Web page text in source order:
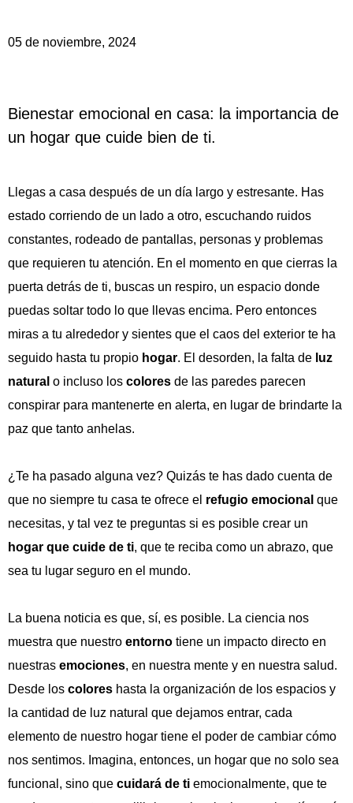
05 de noviembre, 2024
Bienestar emocional en casa: la importancia de
un hogar que cuide bien de ti.
Llegas a casa después de un día largo y estresante. Has
estado corriendo de un lado a otro, escuchando ruidos
constantes, rodeado de pantallas, personas y problemas
que requieren tu atención. En el momento en que cierras la
puerta detrás de ti, buscas un respiro, un espacio donde
puedas soltar todo lo que llevas encima. Pero entonces
miras a tu alrededor y sientes que el caos del exterior te ha
seguido hasta tu propio hogar. El desorden, la falta de luz
natural o incluso los colores de las paredes parecen
conspirar para mantenerte en alerta, en lugar de brindarte la
paz que tanto anhelas.
¿Te ha pasado alguna vez? Quizás te has dado cuenta de
que no siempre tu casa te ofrece el refugio emocional que
necesitas, y tal vez te preguntas si es posible crear un
hogar que cuide de ti, que te reciba como un abrazo, que
sea tu lugar seguro en el mundo.
La buena noticia es que, sí, es posible. La ciencia nos
muestra que nuestro entorno tiene un impacto directo en
nuestras emociones, en nuestra mente y en nuestra salud.
Desde los colores hasta la organización de los espacios y
la cantidad de luz natural que dejamos entrar, cada
elemento de nuestro hogar tiene el poder de cambiar cómo
nos sentimos. Imagina, entonces, un hogar que no solo sea
funcional, sino que cuidará de ti emocionalmente, que te